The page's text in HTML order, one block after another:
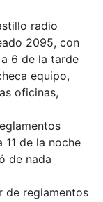
radio
2095, con
6 de la tarde
equipo,
oficinas,
de la noche
de nada
de reglamentos